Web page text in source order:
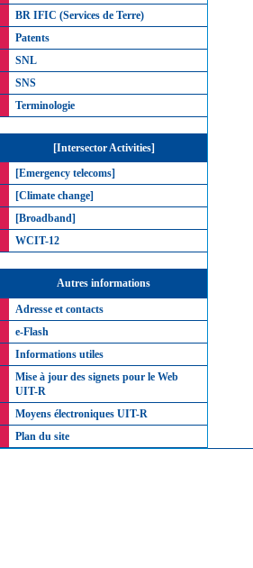
BR IFIC (Services de Terre)
Patents
SNL
SNS
Terminologie
[Intersector Activities]
[Emergency telecoms]
[Climate change]
[Broadband]
WCIT-12
Autres informations
Adresse et contacts
e-Flash
Informations utiles
Mise à jour des signets pour le Web
UIT-R
Moyens électroniques UIT-R
Plan du site